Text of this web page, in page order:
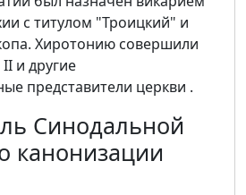
с титулом "Троицкий" и
Хиротонию совершили
и другие
представители церкви .
Синодальной
канонизации